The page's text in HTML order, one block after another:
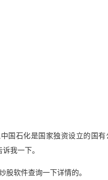
国石化是国家独资设立的国
我一下。
股软件查询一下详情的。